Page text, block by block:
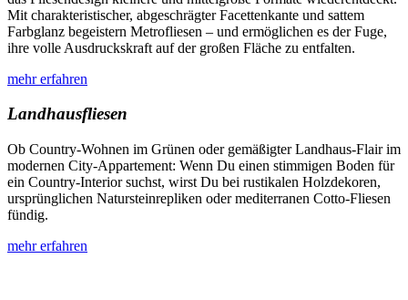
Mit charakteristischer, abgeschrägter Facettenkante und sattem
Farbglanz begeistern Metrofliesen – und ermöglichen es der Fuge,
ihre volle Ausdruckskraft auf der großen Fläche zu entfalten.
mehr erfahren
Landhausfliesen
Ob Country-Wohnen im Grünen oder gemäßigter Landhaus-Flair im
modernen City-Appartement: Wenn Du einen stimmigen Boden für
ein Country-Interior suchst, wirst Du bei rustikalen Holzdekoren,
ursprünglichen Natursteinrepliken oder mediterranen Cotto-Fliesen
fündig.
mehr erfahren